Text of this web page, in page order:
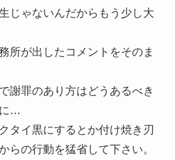
じゃないんだからもう少し大
所が出したコメントをそのま
謝罪のあり方はどうあるべき
…
タイ黒にするとか付け焼き刃
らの行動を猛省して下さい。